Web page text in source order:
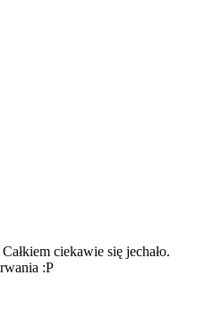
ciekawie się jechało.
:P